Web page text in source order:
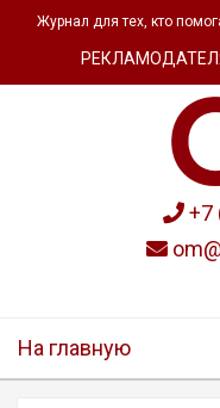
Журнал для тех, кто
+7
На главную